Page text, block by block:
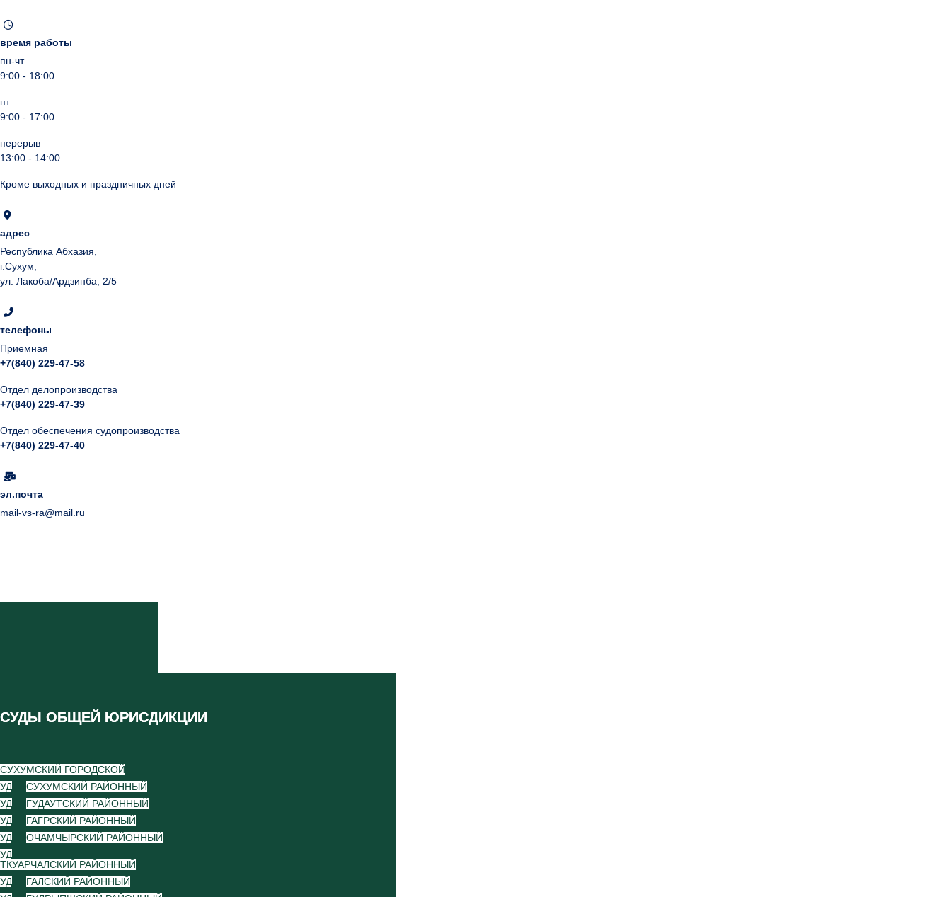
время работы
пн-чт
9:00 - 18:00
пт
9:00 - 17:00
перерыв
13:00 - 14:00
Кроме выходных и праздничных дней
адрес
Республика Абхазия,
г.Сухум,
ул. Лакоба/Ардзинба, 2/5
телефоны
Приемная
+7(840) 229-47-58
Отдел делопроизводства
+7(840) 229-47-39
Отдел обеспечения судопроизводства
+7(840) 229-47-40
эл.почта
mail-vs-ra@mail.ru
СУДЫ ОБЩЕЙ ЮРИСДИКЦИИ
СУХУМСКИЙ ГОРОДСКОЙ
СУХУМСКИЙ РАЙОННЫЙ
ГУДАУТСКИЙ РАЙОННЫЙ
ГАГРСКИЙ РАЙОННЫЙ
ОЧАМЧЫРСКИЙ РАЙОННЫЙ
ТКУАРЧАЛСКИЙ РАЙОННЫЙ
ГАЛСКИЙ РАЙОННЫЙ